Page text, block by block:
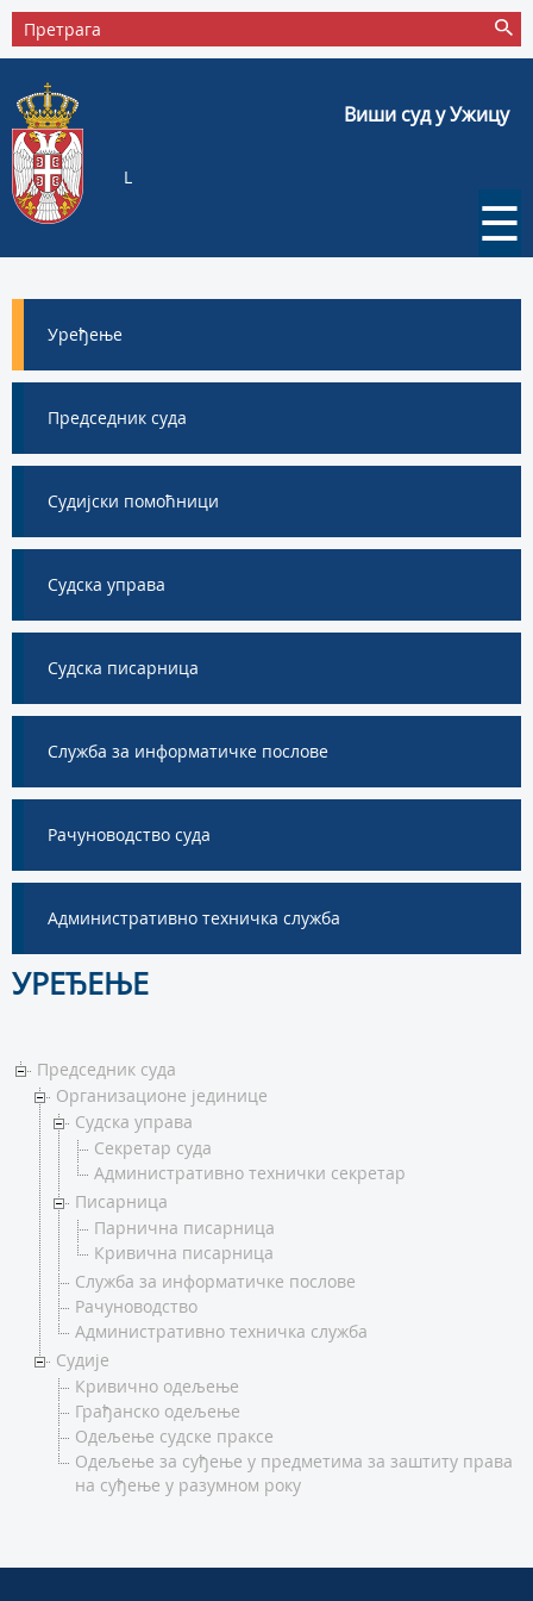
Виши суд у Ужицу
L
☰
Уређење
Председник суда
Судијски помоћници
Судска управа
Судска писарница
Служба за информатичке послове
Рачуноводство суда
Административно техничка служба
УРЕЂЕЊЕ
Председник суда
Организационе јединице
Судска управа
Секретар суда
Административно технички секретар
Писарница
Парнична писарница
Кривична писарница
Служба за информатичке послове
Рачуноводство
Административно техничка служба
Судије
Кривично одељење
Грађанско одељење
Одељење судске праксе
Одељење за суђење у предметима за заштиту права
на суђење у разумном року